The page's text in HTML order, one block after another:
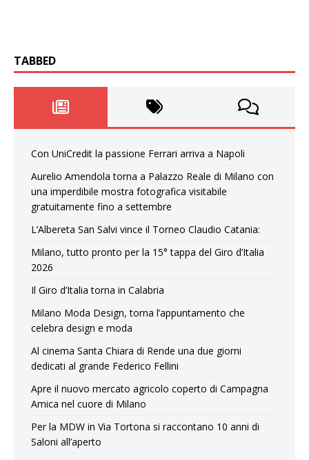
TABBED
Con UniCredit la passione Ferrari arriva a Napoli
Aurelio Amendola torna a Palazzo Reale di Milano con
una imperdibile mostra fotografica visitabile
gratuitamente fino a settembre
L’Albereta San Salvi vince il Torneo Claudio Catania:
Milano, tutto pronto per la 15° tappa del Giro d’Italia
2026
Il Giro d’Italia torna in Calabria
Milano Moda Design, torna l’appuntamento che
celebra design e moda
Al cinema Santa Chiara di Rende una due giorni
dedicati al grande Federico Fellini
Apre il nuovo mercato agricolo coperto di Campagna
Amica nel cuore di Milano
Per la MDW in Via Tortona si raccontano 10 anni di
Saloni all’aperto